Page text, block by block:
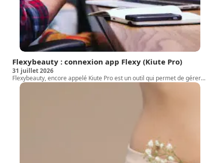
Flexybeauty : connexion app Flexy (Kiute Pro)
31 juillet 2026
Flexybeauty, encore appelé Kiute Pro est un outil qui permet de gérer…